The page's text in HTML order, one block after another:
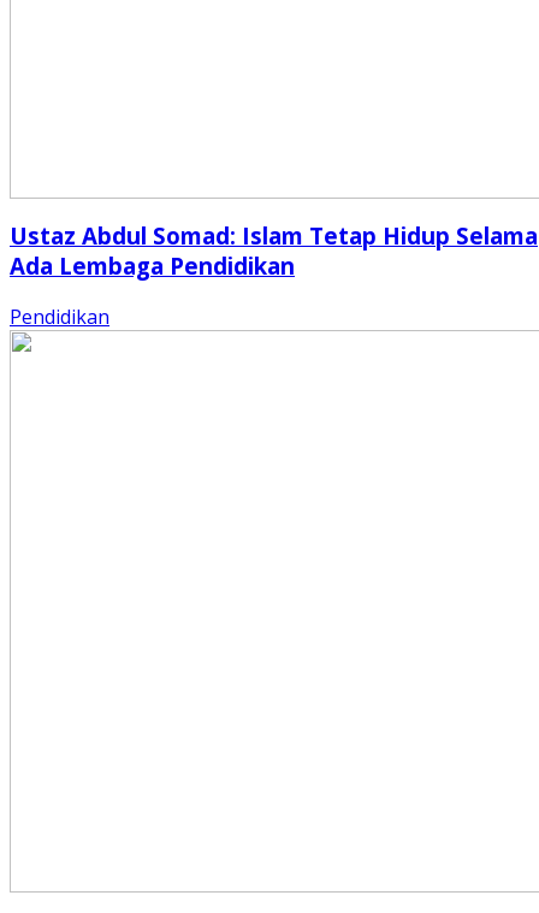
Ustaz Abdul Somad: Islam Tetap Hidup Selama
Ada Lembaga Pendidikan
Pendidikan